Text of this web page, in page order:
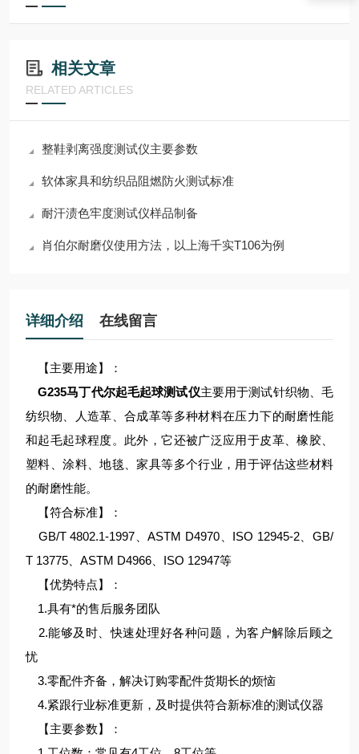
相关文章
RELATED ARTICLES
整鞋剥离强度测试仪主要参数
软体家具和纺织品阻燃防火测试标准
耐汗渍色牢度测试仪样品制备
肖伯尔耐磨仪使用方法，以上海千实T106为例
详细介绍 在线留言
【主要用途】：
G235马丁代尔起毛起球测试仪主要用于测试针织物、毛
纺织物、人造革、合成革等多种材料在压力下的耐磨性能
和起毛起球程度。此外，它还被广泛应用于皮革、橡胶、
塑料、涂料、地毯、家具等多个行业，用于评估这些材料
的耐磨性能。
【符合标准】：
GB/T 4802.1-1997、ASTM D4970、ISO 12945-2、GB/
T 13775、ASTM D4966、ISO 12947等
【优势特点】：
1.具有*的售后服务团队
2.能够及时、快速处理好各种问题，为客户解除后顾之
忧
3.零配件齐备，解决订购零配件货期长的烦恼
4.紧跟行业标准更新，及时提供符合新标准的测试仪器
【主要参数】：